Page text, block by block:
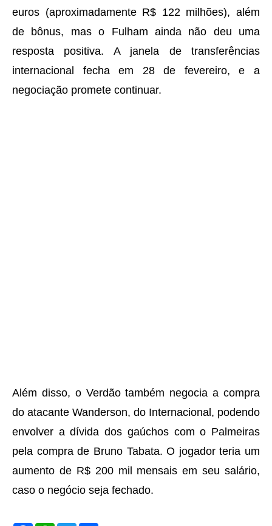
euros (aproximadamente R$ 122 milhões), além
de bônus, mas o Fulham ainda não deu uma
resposta positiva. A janela de transferências
internacional fecha em 28 de fevereiro, e a
negociação promete continuar.
Além disso, o Verdão também negocia a compra
do atacante Wanderson, do Internacional, podendo
envolver a dívida dos gaúchos com o Palmeiras
pela compra de Bruno Tabata. O jogador teria um
aumento de R$ 200 mil mensais em seu salário,
caso o negócio seja fechado.